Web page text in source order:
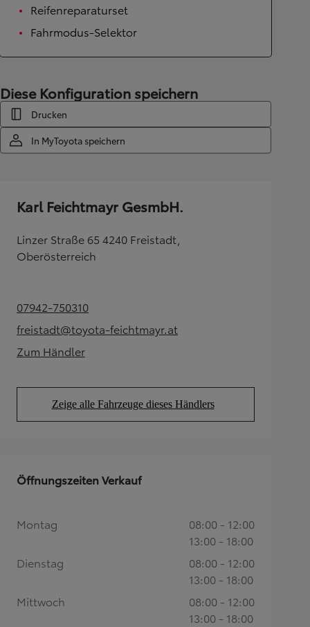
Reifenreparaturset
Fahrmodus-Selektor
Diese Konfiguration speichern
Drucken
In MyToyota speichern
Karl Feichtmayr GesmbH.
Linzer Straße 65 4240 Freistadt,
Oberösterreich
07942-750310(Opens in new tab)
freistadt@toyota-feichtmayr.at
(Opens in new tab)
Zum Händler(Opens in new tab)
Zeige alle Fahrzeuge dieses Händlers
(Opens in new tab)
Öffnungszeiten Verkauf
Montag
08:00 - 12:00
13:00 - 18:00
Dienstag
08:00 - 12:00
13:00 - 18:00
Mittwoch
08:00 - 12:00
13:00 - 18:00